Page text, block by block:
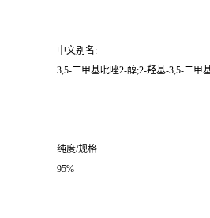
中文别名:
3,5-二甲基吡唑2-醇;2-羟基-3,5-二甲
纯度/规格:
95%